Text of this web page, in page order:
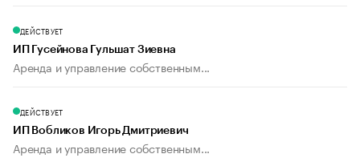
ДЕЙСТВУЕТ
ИП Гусейнова Гульшат Зиевна
Аренда и управление собственным...
ДЕЙСТВУЕТ
ИП Вобликов Игорь Дмитриевич
Аренда и управление собственным...